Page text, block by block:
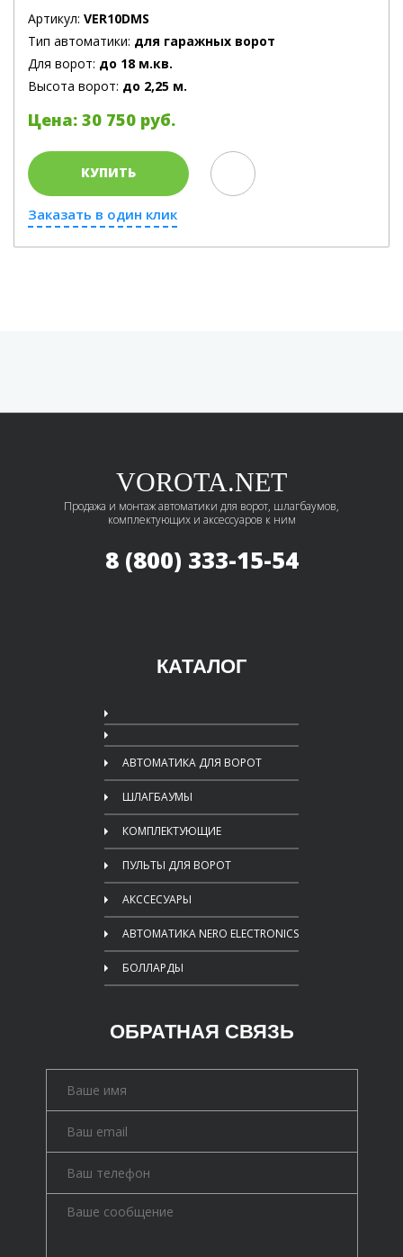
Артикул: VER10DMS
Тип автоматики: для гаражных ворот
Для ворот: до 18 м.кв.
Высота ворот: до 2,25 м.
Цена: 30 750 руб.
КУПИТЬ
Заказать в один клик
VOROTA.NET
Продажа и монтаж автоматики для ворот, шлагбаумов,
комплектующих и аксессуаров к ним
8 (800) 333-15-54
КАТАЛОГ
АВТОМАТИКА ДЛЯ ВОРОТ
ШЛАГБАУМЫ
КОМПЛЕКТУЮЩИЕ
ПУЛЬТЫ ДЛЯ ВОРОТ
АКССЕСУАРЫ
АВТОМАТИКА NERO ELECTRONICS
БОЛЛАРДЫ
ОБРАТНАЯ СВЯЗЬ